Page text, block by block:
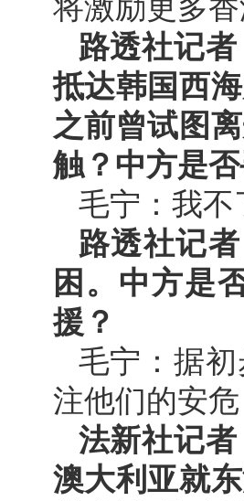
将激励更多
路透社记
抵达韩国西
之前曾试图
触？中方是
毛宁：我不
路透社记
困。中方是
援？
毛宁：据
注他们的安
法新社记
澳大利亚就